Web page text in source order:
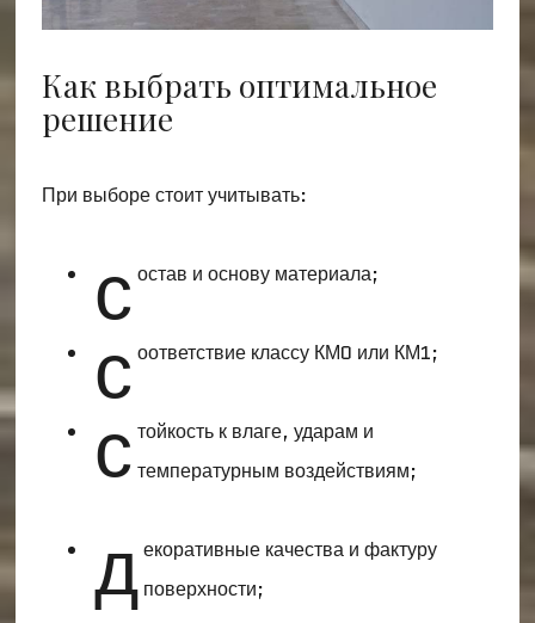
Как выбрать оптимальное
решение
При выборе стоит учитывать:
с остав и основу материала;
с оответствие классу КМ0 или КМ1;
с тойкость к влаге, ударам и
температурным воздействиям;
декоративные качества и фактуру
поверхности;